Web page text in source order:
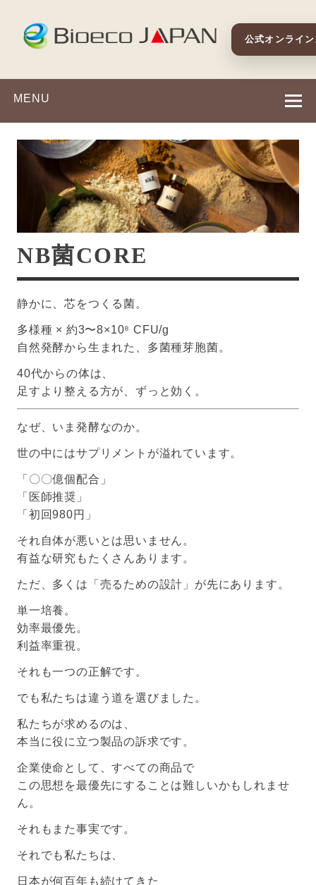
MENU
NB菌CORE
静かに、芯をつくる菌。
多様種 × 約3〜8×10⁸ CFU/g
自然発酵から生まれた、多菌種芽胞菌。
40代からの体は、
足すより整える方が、ずっと効く。
なぜ、いま発酵なのか。
世の中にはサプリメントが溢れています。
「〇〇億個配合」
「医師推奨」
「初回980円」
それ自体が悪いとは思いません。
有益な研究もたくさんあります。
ただ、多くは「売るための設計」が先にあります。
単一培養。
効率最優先。
利益率重視。
それも一つの正解です。
でも私たちは違う道を選びました。
私たちが求めるのは、
本当に役に立つ製品の訴求です。
企業使命として、すべての商品で
この思想を最優先にすることは難しいかもしれませ
ん。
それもまた事実です。
それでも私たちは、
日本が何百年も続けてきた